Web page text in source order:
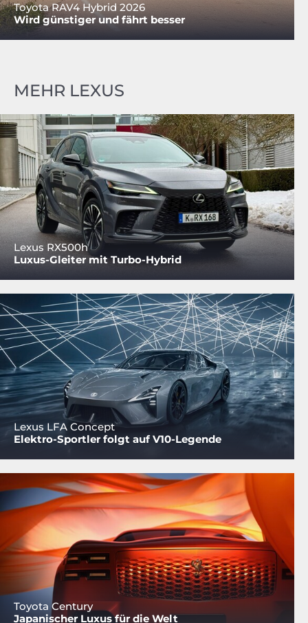
Toyota RAV4 Hybrid 2026
Wird günstiger und fährt besser
MEHR LEXUS
Lexus RX500h
Luxus-Gleiter mit Turbo-Hybrid
Lexus LFA Concept
Elektro-Sportler folgt auf V10-Legende
Toyota Century
Japanischer Luxus für die Welt